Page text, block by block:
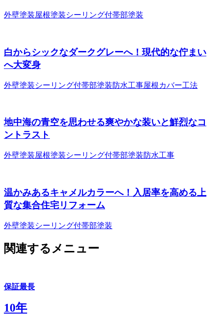
外壁塗装屋根塗装シーリング付帯部塗装
白からシックなダークグレーへ！現代的な佇まい
へ大変身
外壁塗装シーリング付帯部塗装防水工事屋根カバー工法
地中海の青空を思わせる爽やかな装いと鮮烈なコ
ントラスト
外壁塗装屋根塗装シーリング付帯部塗装防水工事
温かみあるキャメルカラーへ！入居率を高める上
質な集合住宅リフォーム
外壁塗装シーリング付帯部塗装
関連するメニュー
保証最長
10年